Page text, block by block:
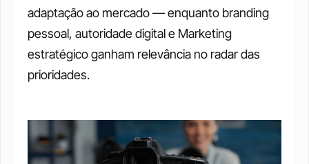
adaptação ao mercado — enquanto branding
pessoal, autoridade digital e Marketing
estratégico ganham relevância no radar das
prioridades.